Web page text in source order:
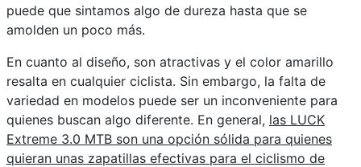
puede que sintamos algo de dureza hasta que se
amolden un poco más.
En cuanto al diseño, son atractivas y el color amarillo
resalta en cualquier ciclista. Sin embargo, la falta de
variedad en modelos puede ser un inconveniente para
quienes buscan algo diferente. En general, las LUCK
Extreme 3.0 MTB son una opción sólida para quienes
quieran unas zapatillas efectivas para el ciclismo de